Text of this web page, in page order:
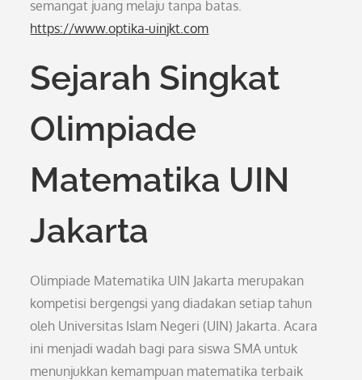
semangat juang melaju tanpa batas.
https://www.optika-uinjkt.com
Sejarah Singkat
Olimpiade
Matematika UIN
Jakarta
Olimpiade Matematika UIN Jakarta merupakan
kompetisi bergengsi yang diadakan setiap tahun
oleh Universitas Islam Negeri (UIN) Jakarta. Acara
ini menjadi wadah bagi para siswa SMA untuk
menunjukkan kemampuan matematika terbaik